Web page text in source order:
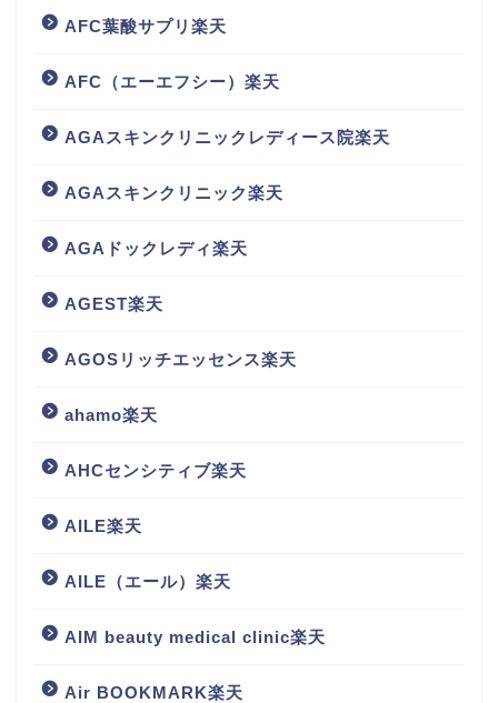
AFC葉酸サプリ楽天
AFC（エーエフシー）楽天
AGAスキンクリニックレディース院楽天
AGAスキンクリニック楽天
AGAドックレディ楽天
AGEST楽天
AGOSリッチエッセンス楽天
ahamo楽天
AHCセンシティブ楽天
AILE楽天
AILE（エール）楽天
AIM beauty medical clinic楽天
Air BOOKMARK楽天